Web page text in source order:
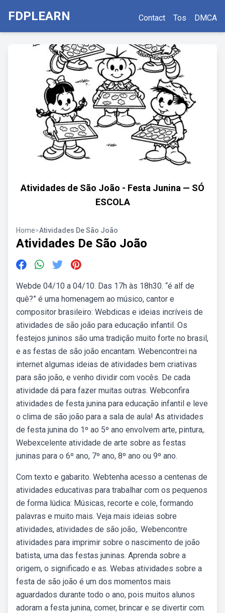
FDPLEARN Contact Tos DMCA
Atividades de São João - Festa Junina — SÓ
ESCOLA
Home>Atividades De São João
Atividades De São João
Webde 04/10 a 04/10. Das 17h às 18h30. “é alf de
quê?” é uma homenagem ao músico, cantor e
compositor brasileiro: Webdicas e ideias incríveis de
atividades de são joão para educação infantil. Os
festejos juninos são uma tradição muito forte no brasil,
e as festas de são joão encantam. Webencontrei na
internet algumas ideias de atividades bem criativas
para são joão, e venho dividir com vocês. De cada
atividade dá para fazer muitas outras. Webconfira
atividades de festa junina para educação infantil e leve
o clima de são joão para a sala de aula! As atividades
de festa junina do 1º ao 5º ano envolvem arte, pintura,.
Webexcelente atividade de arte sobre as festas
juninas para o 6º ano, 7º ano, 8º ano ou 9º ano.
Com texto e gabarito. Webtenha acesso a centenas de
atividades educativas para trabalhar com os pequenos
de forma lúdica: Músicas, recorte e cole, formando
palavras e muito mais. Veja mais ideias sobre
atividades, atividades de são joão,. Webencontre
atividades para imprimir sobre o nascimento de joão
batista, uma das festas juninas. Aprenda sobre a
origem, o significado e as. Webas atividades sobre a
festa de são joão é um dos momentos mais
aguardados durante todo o ano, pois muitos alunos
adoram a festa junina, comer, brincar e se divertir com.